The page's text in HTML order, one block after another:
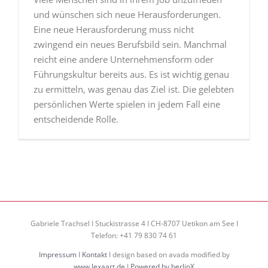
und wünschen sich neue Herausforderungen.
Eine neue Herausforderung muss nicht
zwingend ein neues Berufsbild sein. Manchmal
reicht eine andere Unternehmensform oder
Führungskultur bereits aus. Es ist wichtig genau
zu ermitteln, was genau das Ziel ist. Die gelebten
persönlichen Werte spielen in jedem Fall eine
entscheidende Rolle.
Gabriele Trachsel I Stuckistrasse 4 I CH-8707 Uetikon am See I
Telefon: +41 79 830 74 61
ImpressumI KontaktI design based on avada modified by